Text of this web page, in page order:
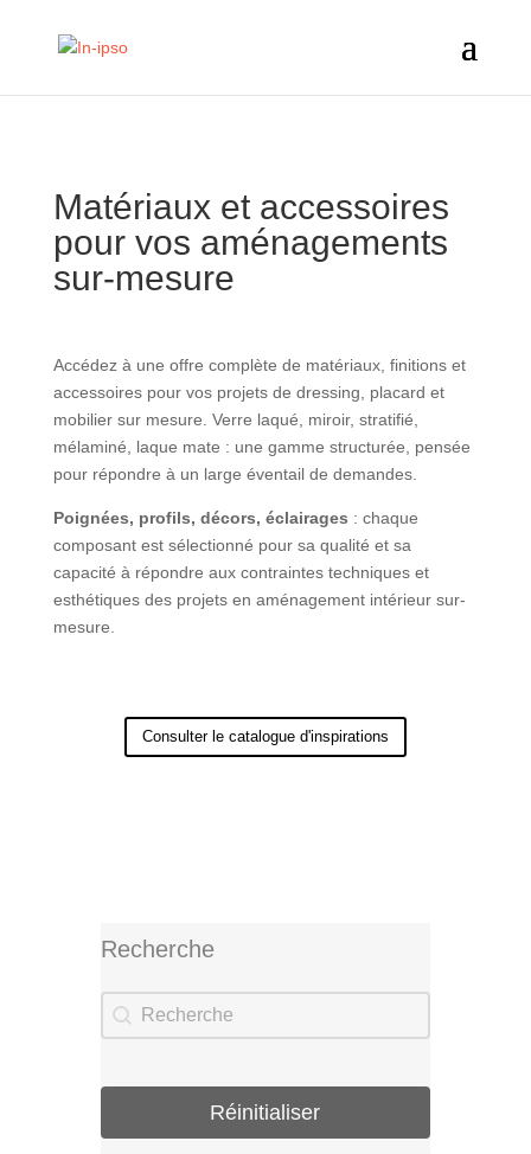
Matériaux et accessoires
pour vos aménagements
sur-mesure
Accédez à une offre complète de matériaux, finitions et
accessoires pour vos projets de dressing, placard et
mobilier sur mesure. Verre laqué, miroir, stratifié,
mélaminé, laque mate : une gamme structurée, pensée
pour répondre à un large éventail de demandes.
Poignées, profils, décors, éclairages : chaque
composant est sélectionné pour sa qualité et sa
capacité à répondre aux contraintes techniques et
esthétiques des projets en aménagement intérieur sur-
mesure.
Consulter le catalogue d'inspirations
Recherche
Recherche
Recherche
Réinitialiser